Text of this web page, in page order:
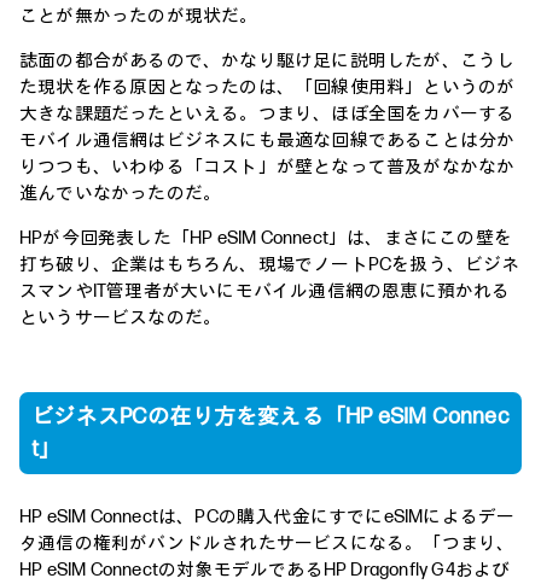
ことが無かったのが現状だ。
誌面の都合があるので、かなり駆け足に説明したが、こうし
た現状を作る原因となったのは、「回線使用料」というのが
大きな課題だったといえる。つまり、ほぼ全国をカバーする
モバイル通信網はビジネスにも最適な回線であることは分か
りつつも、いわゆる「コスト」が壁となって普及がなかなか
進んでいなかったのだ。
HPが今回発表した「HP eSIM Connect」は、まさにこの壁を
打ち破り、企業はもちろん、現場でノートPCを扱う、ビジネ
スマンやIT管理者が大いにモバイル通信網の恩恵に預かれる
というサービスなのだ。
ビジネスPCの在り方を変える「HP eSIM Connec
t」
HP eSIM Connectは、PCの購入代金にすでにeSIMによるデー
タ通信の権利がバンドルされたサービスになる。「つまり、
HP eSIM Connectの対象モデルであるHP Dragonfly G4および